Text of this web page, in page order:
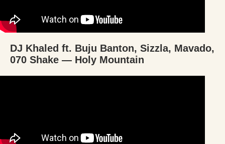
DJ Khaled ft. Buju Banton, Sizzla, Mavado,
070 Shake — Holy Mountain